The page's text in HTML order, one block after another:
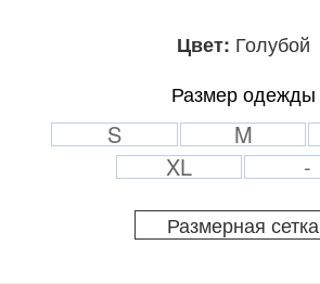
Цвет: Голубой
Размер одежды
S M
XL
-
Размерная сетка